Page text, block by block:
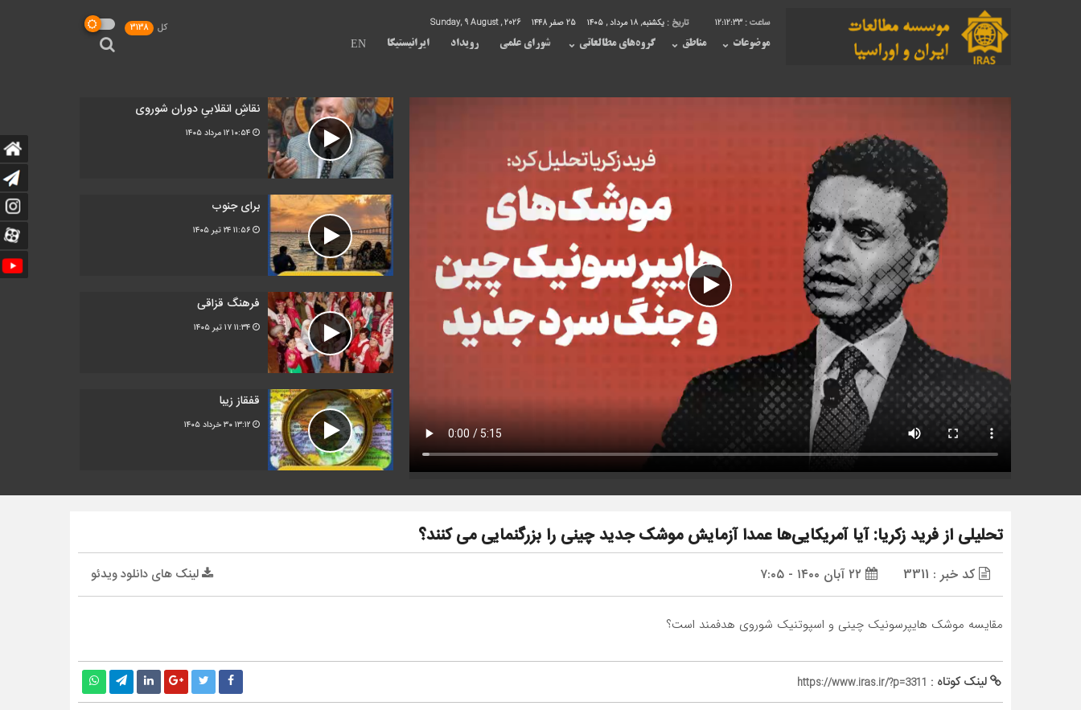
12:12:33 تاریخ : یکشنبه, ۱۸ مرداد , ۱۴۰۵ 25 صفر 1448
موضوعات مناطق گروه‌های مطالعاتی شورای علمی رویداد ایرانیستیکا EN
کل 3138
نقاشِ انقلابیِ دوران شوروی
۱۰:۵۴ ۱۲ مرداد ۱۴۰۵
برای جنوب
۱۱:۵۶ ۲۴ تیر ۱۴۰۵
فرهنگ قزاقی
۱۱:۳۴ ۱۷ تیر ۱۴۰۵
قفقاز زیبا
۱۳:۱۲ ۳۰ خرداد ۱۴۰۵
تحلیلی از فرید زکریا: آیا آمریکایی‌ها عمدا آزمایش موشک جدید چینی را بزرگنمایی می کنند؟
کد خبر : 3311 لینک های دانلود ویدئو
مقایسه موشک هایپرسونیک چینی و اسپوتنیک شوروی هدفمند است؟
لینک کوتاه : https://www.iras.ir/?p=3311